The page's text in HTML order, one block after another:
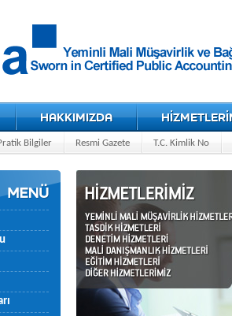
HAKKIMIZDA
Bilgiler Resmi Gazete T.C. Kimlik No